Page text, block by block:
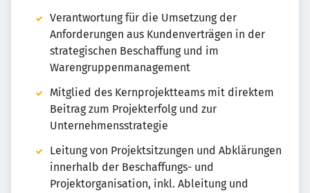
Verantwortung für die Umsetzung der
Anforderungen aus Kundenverträgen in der
strategischen Beschaffung und im
Warengruppenmanagement
Mitglied des Kernprojektteams mit direktem
Beitrag zum Projekterfolg und zur
Unternehmensstrategie
Leitung von Projektsitzungen und Abklärungen
innerhalb der Beschaffungs- und
Projektorganisation, inkl. Ableitung und